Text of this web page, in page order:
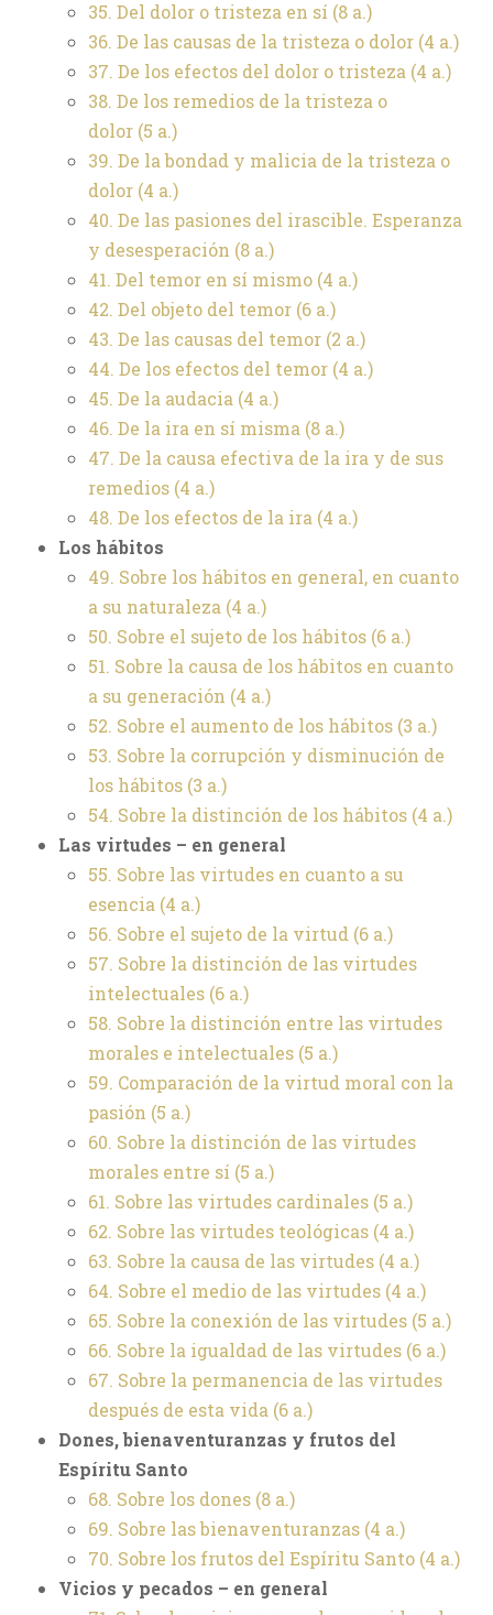
35. Del dolor o tristeza en sí (8 a.)
36. De las causas de la tristeza o dolor (4 a.)
37. De los efectos del dolor o tristeza (4 a.)
38. De los remedios de la tristeza o
dolor (5 a.)
39. De la bondad y malicia de la tristeza o
dolor (4 a.)
40. De las pasiones del irascible. Esperanza
y desesperación (8 a.)
41. Del temor en sí mismo (4 a.)
42. Del objeto del temor (6 a.)
43. De las causas del temor (2 a.)
44. De los efectos del temor (4 a.)
45. De la audacia (4 a.)
46. De la ira en sí misma (8 a.)
47. De la causa efectiva de la ira y de sus
remedios (4 a.)
48. De los efectos de la ira (4 a.)
Los hábitos
49. Sobre los hábitos en general, en cuanto
a su naturaleza (4 a.)
50. Sobre el sujeto de los hábitos (6 a.)
51. Sobre la causa de los hábitos en cuanto
a su generación (4 a.)
52. Sobre el aumento de los hábitos (3 a.)
53. Sobre la corrupción y disminución de
los hábitos (3 a.)
54. Sobre la distinción de los hábitos (4 a.)
Las virtudes – en general
55. Sobre las virtudes en cuanto a su
esencia (4 a.)
56. Sobre el sujeto de la virtud (6 a.)
57. Sobre la distinción de las virtudes
intelectuales (6 a.)
58. Sobre la distinción entre las virtudes
morales e intelectuales (5 a.)
59. Comparación de la virtud moral con la
pasión (5 a.)
60. Sobre la distinción de las virtudes
morales entre sí (5 a.)
61. Sobre las virtudes cardinales (5 a.)
62. Sobre las virtudes teológicas (4 a.)
63. Sobre la causa de las virtudes (4 a.)
64. Sobre el medio de las virtudes (4 a.)
65. Sobre la conexión de las virtudes (5 a.)
66. Sobre la igualdad de las virtudes (6 a.)
67. Sobre la permanencia de las virtudes
después de esta vida (6 a.)
Dones, bienaventuranzas y frutos del
Espíritu Santo
68. Sobre los dones (8 a.)
69. Sobre las bienaventuranzas (4 a.)
70. Sobre los frutos del Espíritu Santo (4 a.)
Vicios y pecados – en general